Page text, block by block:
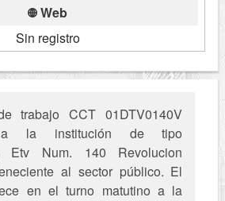
Web
Sin registro
trabajo CCT 01DTV0140V
a la institución de tipo
Etv Num. 140 Revolucion
al sector público. El
en el turno matutino a la